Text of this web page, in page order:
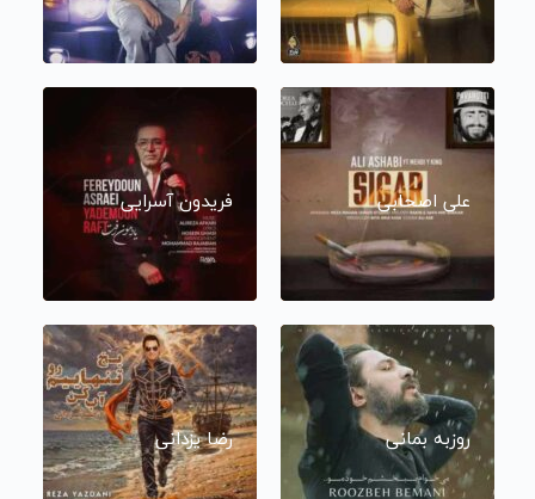
علی اصحابی فریدون آسرایی
روزبه بمانی رضا یزدانی